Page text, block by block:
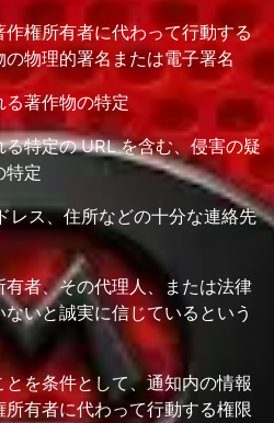
権所有者に代わって行動する
物理的署名または電子署名
著作物の特定
特定の URL を含む、侵害の疑
特定
レス、住所などの十分な連絡先
者、その代理人、または法律
いと誠実に信じているという
を条件として、通知内の情報
有者に代わって行動する権限